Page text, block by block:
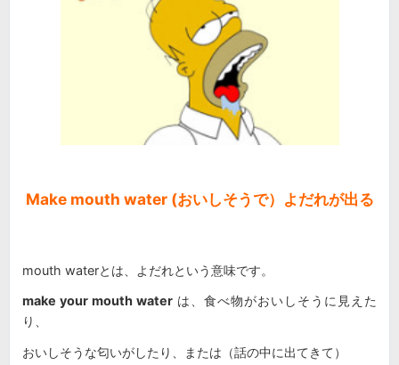
Make mouth water (おいしそうで）よだれが出る
mouth waterとは、よだれという意味です。
make your mouth water は、食べ物がおいしそうに見えた
り、
おいしそうな匂いがしたり、または（話の中に出てきて）